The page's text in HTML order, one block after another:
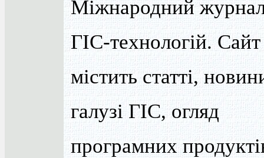
Міжнародний
ГІС-технологій. Сайт
містить статті,
галузі ГІС, огляд
програмних